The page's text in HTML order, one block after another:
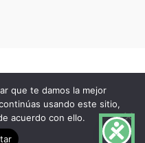
| Diseñado por BSG Spain
que te damos la mejor
usando este sitio,
acuerdo con ello.